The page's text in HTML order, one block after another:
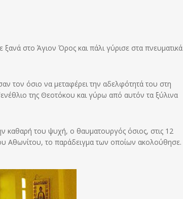
στο Άγιον Όρος και πάλι γύρισε στα πνευματικά
τον όσιο να μεταφέρει την αδελφότητά του στη
της Θεοτόκου και γύρω από αυτόν τα ξύλινα
καθαρή του ψυχή, ο θαυματουργός όσιος, στις 12
Αθωνίτου, το παράδειγμα των οποίων ακολούθησε.